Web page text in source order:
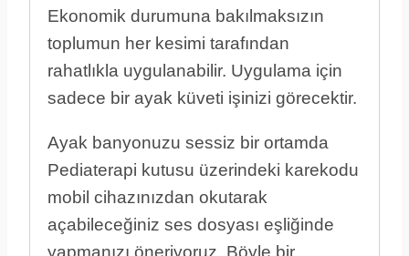
Ekonomik durumuna bakılmaksızın
toplumun her kesimi tarafından
rahatlıkla uygulanabilir. Uygulama için
sadece bir ayak küveti işinizi görecektir.
Ayak banyonuzu sessiz bir ortamda
Pediaterapi kutusu üzerindeki karekodu
mobil cihazınızdan okutarak
açabileceğiniz ses dosyası eşliğinde
yapmanızı öneriyoruz. Böyle bir